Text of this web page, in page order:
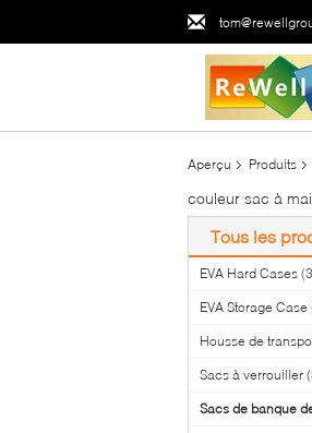
Aperçu Produits
couleur sac à
Tous les
EVA Hard Cases
EVA Storage Case
Housse de
Sacs à verrouiller
Sacs de banque